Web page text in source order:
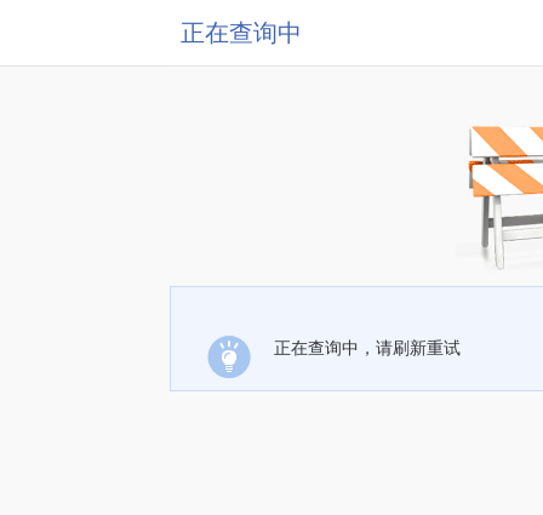
正在查询中
正在查询中，请刷新重试